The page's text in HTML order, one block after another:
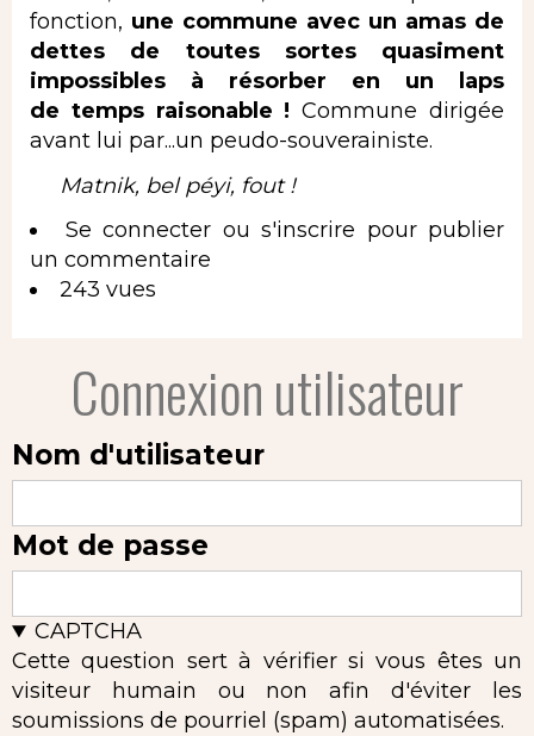
fonction, une commune avec un amas de
dettes de toutes sortes quasiment
impossibles à résorber en un laps
de temps raisonable ! Commune dirigée
avant lui par...un peudo-souverainiste.
Matnik, bel péyi, fout !
Se connecter ou s'inscrire pour publier
un commentaire
243 vues
Connexion utilisateur
Nom d'utilisateur
Mot de passe
CAPTCHA
Cette question sert à vérifier si vous êtes un
visiteur humain ou non afin d'éviter les
soumissions de pourriel (spam) automatisées.